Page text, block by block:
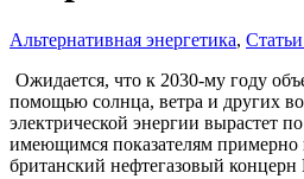
Альтернативная энергетика,
Ожидается, что к 2030-му году
помощью солнца, ветра и других
электрической энергии вырастет
имеющимся показателям примерно
британский нефтегазовый концерн